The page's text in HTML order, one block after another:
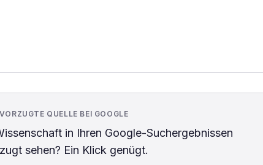
QUELLE BEI GOOGLE
in Ihren Google-Suchergebnissen
sehen? Ein Klick genügt.